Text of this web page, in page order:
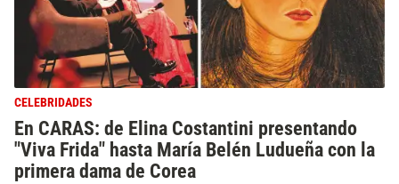
CELEBRIDADES
En CARAS: de Elina Costantini presentando
"Viva Frida" hasta María Belén Ludueña con la
primera dama de Corea